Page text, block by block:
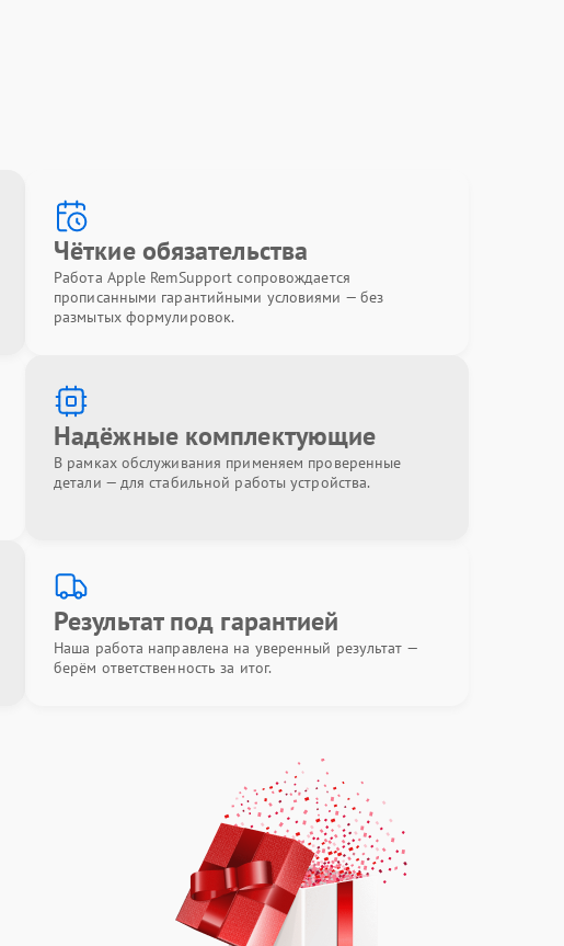
Чёткие обязательства
Работа Apple RemSupport сопровождается
прописанными гарантийными условиями — без
размытых формулировок.
Надёжные комплектующие
В рамках обслуживания применяем проверенные
детали — для стабильной работы устройства.
Результат под гарантией
Наша работа направлена на уверенный результат —
берём ответственность за итог.